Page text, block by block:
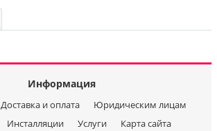
Информация
Доставка и оплата
Юридическим лицам
Инсталляции Услуги
Карта сайта